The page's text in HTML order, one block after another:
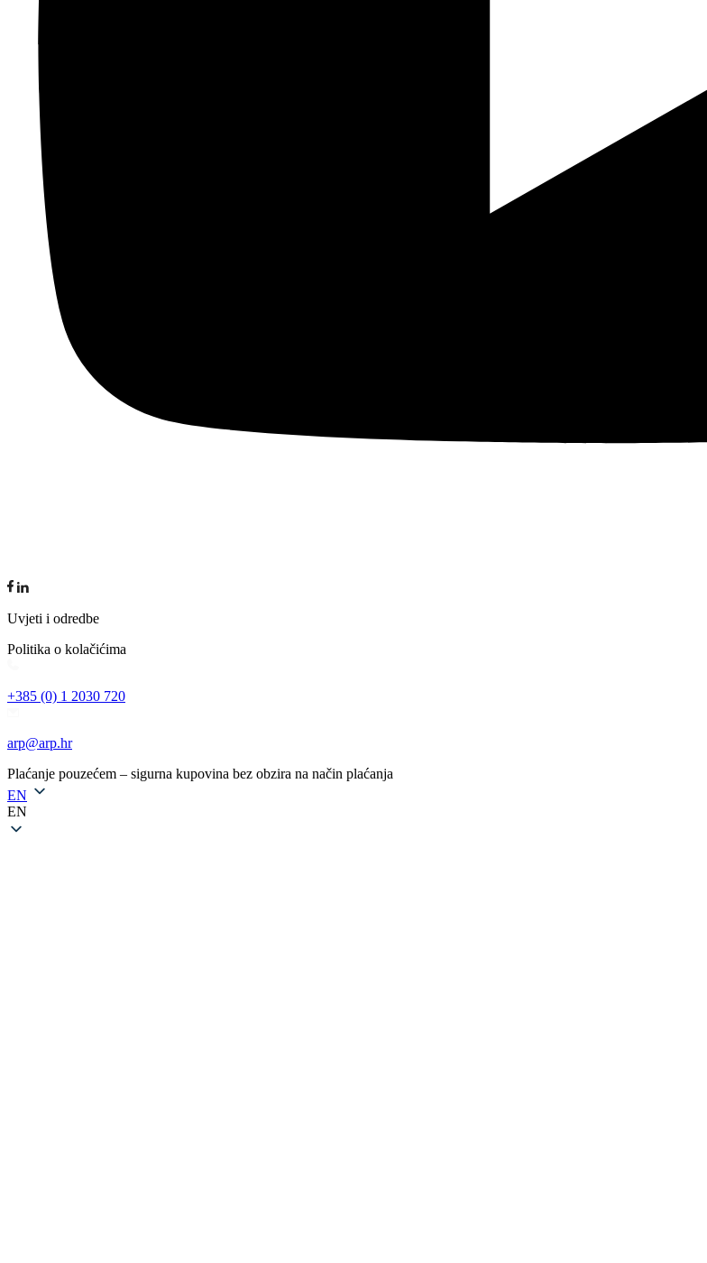
Uvjeti i odredbe
Politika o kolačićima
+385 (0) 1 2030 720
arp@arp.hr
Plaćanje pouzećem – sigurna kupovina bez obzira na način plaćanja
EN
EN